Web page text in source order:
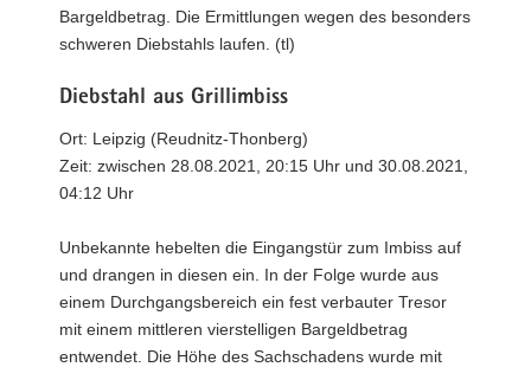
Bargeldbetrag. Die Ermittlungen wegen des besonders
schweren Diebstahls laufen. (tl)
Diebstahl aus Grillimbiss
Ort: Leipzig (Reudnitz-Thonberg)
Zeit: zwischen 28.08.2021, 20:15 Uhr und 30.08.2021,
04:12 Uhr
Unbekannte hebelten die Eingangstür zum Imbiss auf
und drangen in diesen ein. In der Folge wurde aus
einem Durchgangsbereich ein fest verbauter Tresor
mit einem mittleren vierstelligen Bargeldbetrag
entwendet. Die Höhe des Sachschadens wurde mit